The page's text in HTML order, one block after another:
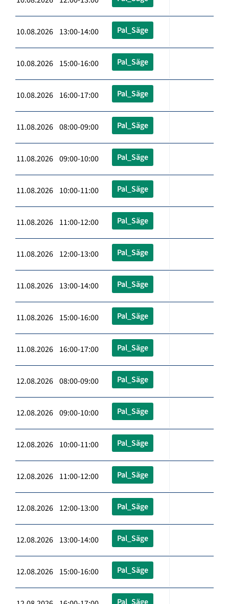
10.08.2026 13:00-14:00 Pal_Säge
10.08.2026 15:00-16:00 Pal_Säge
10.08.2026 16:00-17:00 Pal_Säge
11.08.2026 08:00-09:00 Pal_Säge
11.08.2026 09:00-10:00 Pal_Säge
11.08.2026 10:00-11:00 Pal_Säge
11.08.2026 11:00-12:00 Pal_Säge
11.08.2026 12:00-13:00 Pal_Säge
11.08.2026 13:00-14:00 Pal_Säge
11.08.2026 15:00-16:00 Pal_Säge
11.08.2026 16:00-17:00 Pal_Säge
12.08.2026 08:00-09:00 Pal_Säge
12.08.2026 09:00-10:00 Pal_Säge
12.08.2026 10:00-11:00 Pal_Säge
12.08.2026 11:00-12:00 Pal_Säge
12.08.2026 12:00-13:00 Pal_Säge
12.08.2026 13:00-14:00 Pal_Säge
12.08.2026 15:00-16:00 Pal_Säge